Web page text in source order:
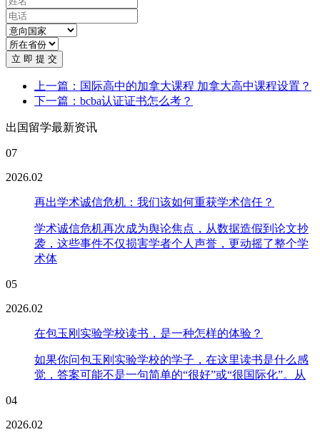
立 即 提 交
上一篇：国际高中的加拿大课程 加拿大高中课程设置？
下一篇：bcba认证证书怎么考？
出国留学最新资讯
07
2026.02
再出学术诚信危机：我们该如何重获学术信任？
学术诚信危机再次成为舆论焦点，从数据造假到论文抄
袭，这些事件不仅损害学者个人声誉，更动摇了整个学
术体
05
2026.02
在包玉刚实验学校读书，是一种怎样的体验？
如果你问包玉刚实验学校的学子，在这里读书是什么感
觉，答案可能不是一句简单的“很好”或“很国际化”。从
04
2026.02